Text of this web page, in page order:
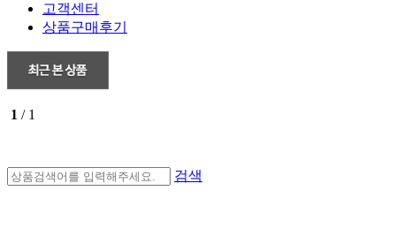
고객센터
상품구매후기
1 / 1
검색